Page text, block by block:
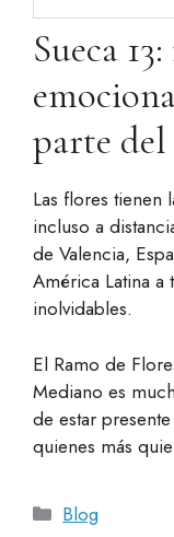
Sueca
parte
Las flores tienen
incluso a
de Valencia,
América Latina
inolvidables.
El Ramo de
Mediano es
de estar
quienes más
Categorías
Blog